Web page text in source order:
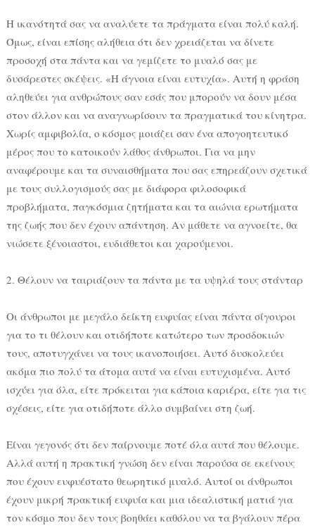
Η ικανότητά σας να αναλύετε τα πράγματα είναι πολύ καλή.
Όμως, είναι επίσης αλήθεια ότι δεν χρειάζεται να δίνετε
προσοχή στα πάντα και να γεμίζετε το μυαλό σας με
δυσάρεστες σκέψεις. «Η άγνοια είναι ευτυχία». Αυτή η φράση
αληθεύει για ανθρώπους σαν εσάς που μπορούν να δουν μέσα
στον άλλον και να αναγνωρίσουν τα πραγματικά του κίνητρα.
Χωρίς αμφιβολία, ο κόσμος μοιάζει σαν ένα απογοητευτικό
μέρος που το κατοικούν λάθος άνθρωποι. Για να μην
αναφέρουμε και τα συναισθήματα που σας επηρεάζουν σχετικά
με τους συλλογισμούς σας με διάφορα φιλοσοφικά
προβλήματα, παγκόσμια ζητήματα και τα αιώνια ερωτήματα
της ζωής που δεν έχουν απάντηση. Αν μάθετε να αγνοείτε, θα
νιώσετε ξένοιαστοι, ευδιάθετοι και χαρούμενοι.
2. Θέλουν να ταιριάζουν τα πάντα με τα υψηλά τους στάνταρ
Οι άνθρωποι με μεγάλο δείκτη ευφυίας είναι πάντα σίγουροι
για το τι θέλουν και οτιδήποτε κατώτερο των προσδοκιών
τους, αποτυγχάνει να τους ικανοποιήσει. Αυτό δυσκολεύει
ακόμα πιο πολύ τα άτομα αυτά να είναι ευτυχισμένα. Αυτό
ισχύει για όλα, είτε πρόκειται για κάποια καριέρα, είτε για τις
σχέσεις, είτε για οτιδήποτε άλλο συμβαίνει στη ζωή.
Είναι γεγονός ότι δεν παίρνουμε ποτέ όλα αυτά που θέλουμε.
Αλλά αυτή η πρακτική γνώση δεν είναι παρούσα σε εκείνους
που έχουν ευφυέστατο θεωρητικό μυαλό. Αυτοί οι άνθρωποι
έχουν μικρή πρακτική ευφυία και μια ιδεαλιστική ματιά για
τον κόσμο που δεν τους βοηθάει καθόλου να τα βγάλουν πέρα